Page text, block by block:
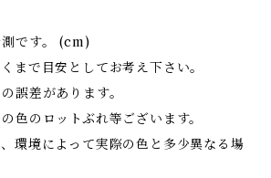
です。 (cm)
まで目安としてお考え下さい。
誤差があります。
色のロットぶれ等ございます。
環境によって実際の色と多少異なる場